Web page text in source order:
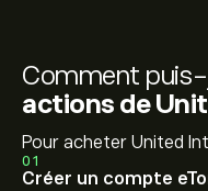
Comment
actions de
Pour acheter United
01
Créer un compte